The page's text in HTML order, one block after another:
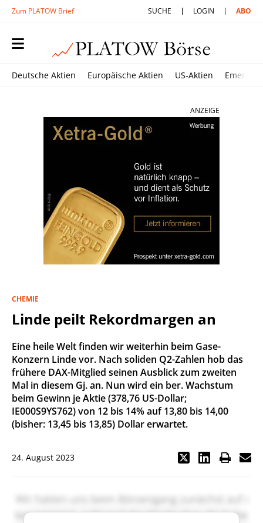
Zum PLATOW Brief SUCHE LOGIN ABO
Deutsche Aktien Europäische Aktien US-Aktien
ANZEIGE
CHEMIE
Linde peilt Rekordmargen an
Eine heile Welt finden wir weiterhin beim Gase-
Konzern Linde vor. Nach soliden Q2-Zahlen hob das
frühere DAX-Mitglied seinen Ausblick zum zweiten
Mal in diesem Gj. an. Nun wird ein ber. Wachstum
beim Gewinn je Aktie (378,76 US-Dollar;
IE000S9YS762) von 12 bis 14% auf 13,80 bis 14,00
(bisher: 13,45 bis 13,85) Dollar erwartet.
24. August 2023